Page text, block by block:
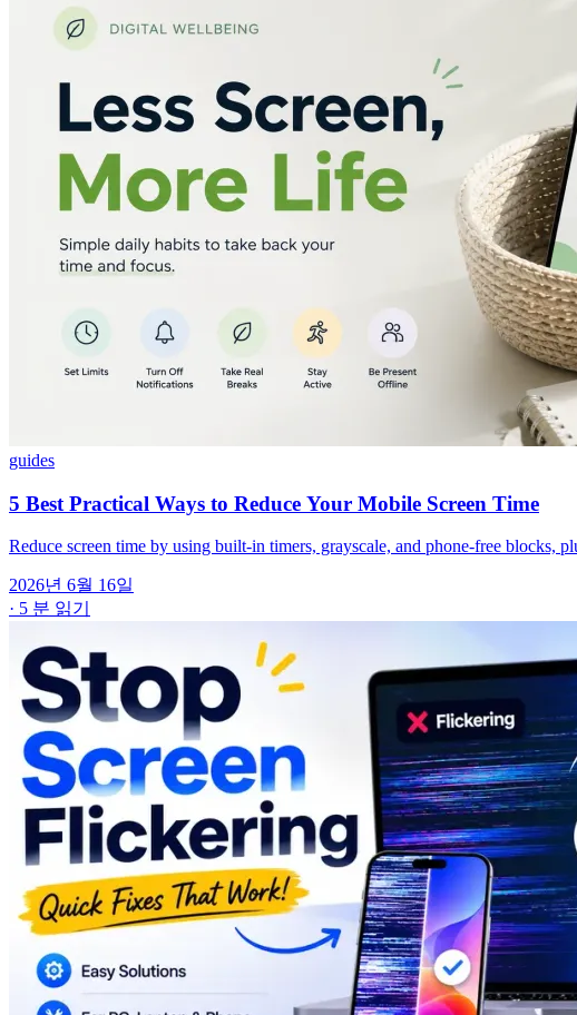
guides
5 Best Practical Ways to Reduce Your Mobile Screen Time
Reduce screen time by using built-in timers, grayscale, and phone-free blocks,
2026년 6월 16일
· 5 분 읽기